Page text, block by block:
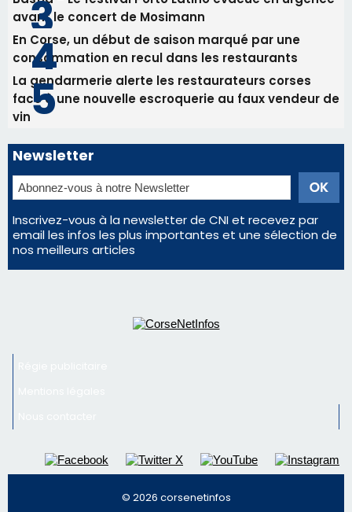
Les plus lus
Satine Nomary est la nouvelle Miss Corse 2026
Éclipse du 12 août : la Corse aux premières loges
d'un spectacle qui ne reviendra pas avant 2081
Bastia – Le festival Porto Latino évacué en urgence
avant le concert de Mosimann
En Corse, un début de saison marqué par une
consommation en recul dans les restaurants
La gendarmerie alerte les restaurateurs corses
face à une nouvelle escroquerie au faux vendeur de